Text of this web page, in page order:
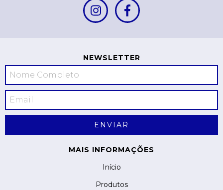
NEWSLETTER
MAIS INFORMAÇÕES
Início
Produtos